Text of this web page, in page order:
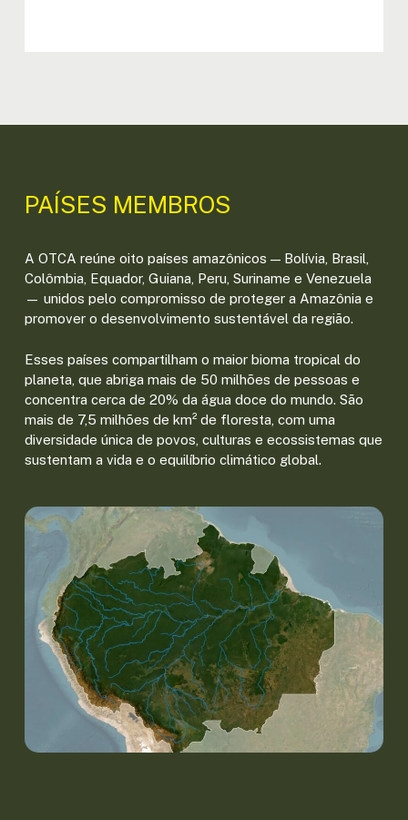
PAÍSES MEMBROS
A OTCA reúne oito países amazônicos — Bolívia, Brasil,
Colômbia, Equador, Guiana, Peru, Suriname e Venezuela
— unidos pelo compromisso de proteger a Amazônia e
promover o desenvolvimento sustentável da região.
Esses países compartilham o maior bioma tropical do
planeta, que abriga mais de 50 milhões de pessoas e
concentra cerca de 20% da água doce do mundo. São
mais de 7,5 milhões de km² de floresta, com uma
diversidade única de povos, culturas e ecossistemas que
sustentam a vida e o equilíbrio climático global.